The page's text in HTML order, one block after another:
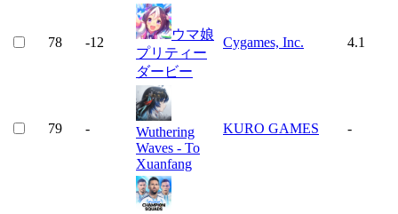
78 -12
ウマ娘
プリティー
ダービー
Cygames, Inc. 4.1
79 -
Wuthering
Waves - To
Xuanfang
KURO GAMES -